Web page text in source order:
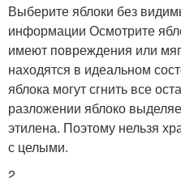
Выберите яблоки без
информации Осмотрите
имеют повреждения или
находятся в идеальном
яблока могут сгнить все
разложении яблоко
этилена. Поэтому нельзя
с целыми.